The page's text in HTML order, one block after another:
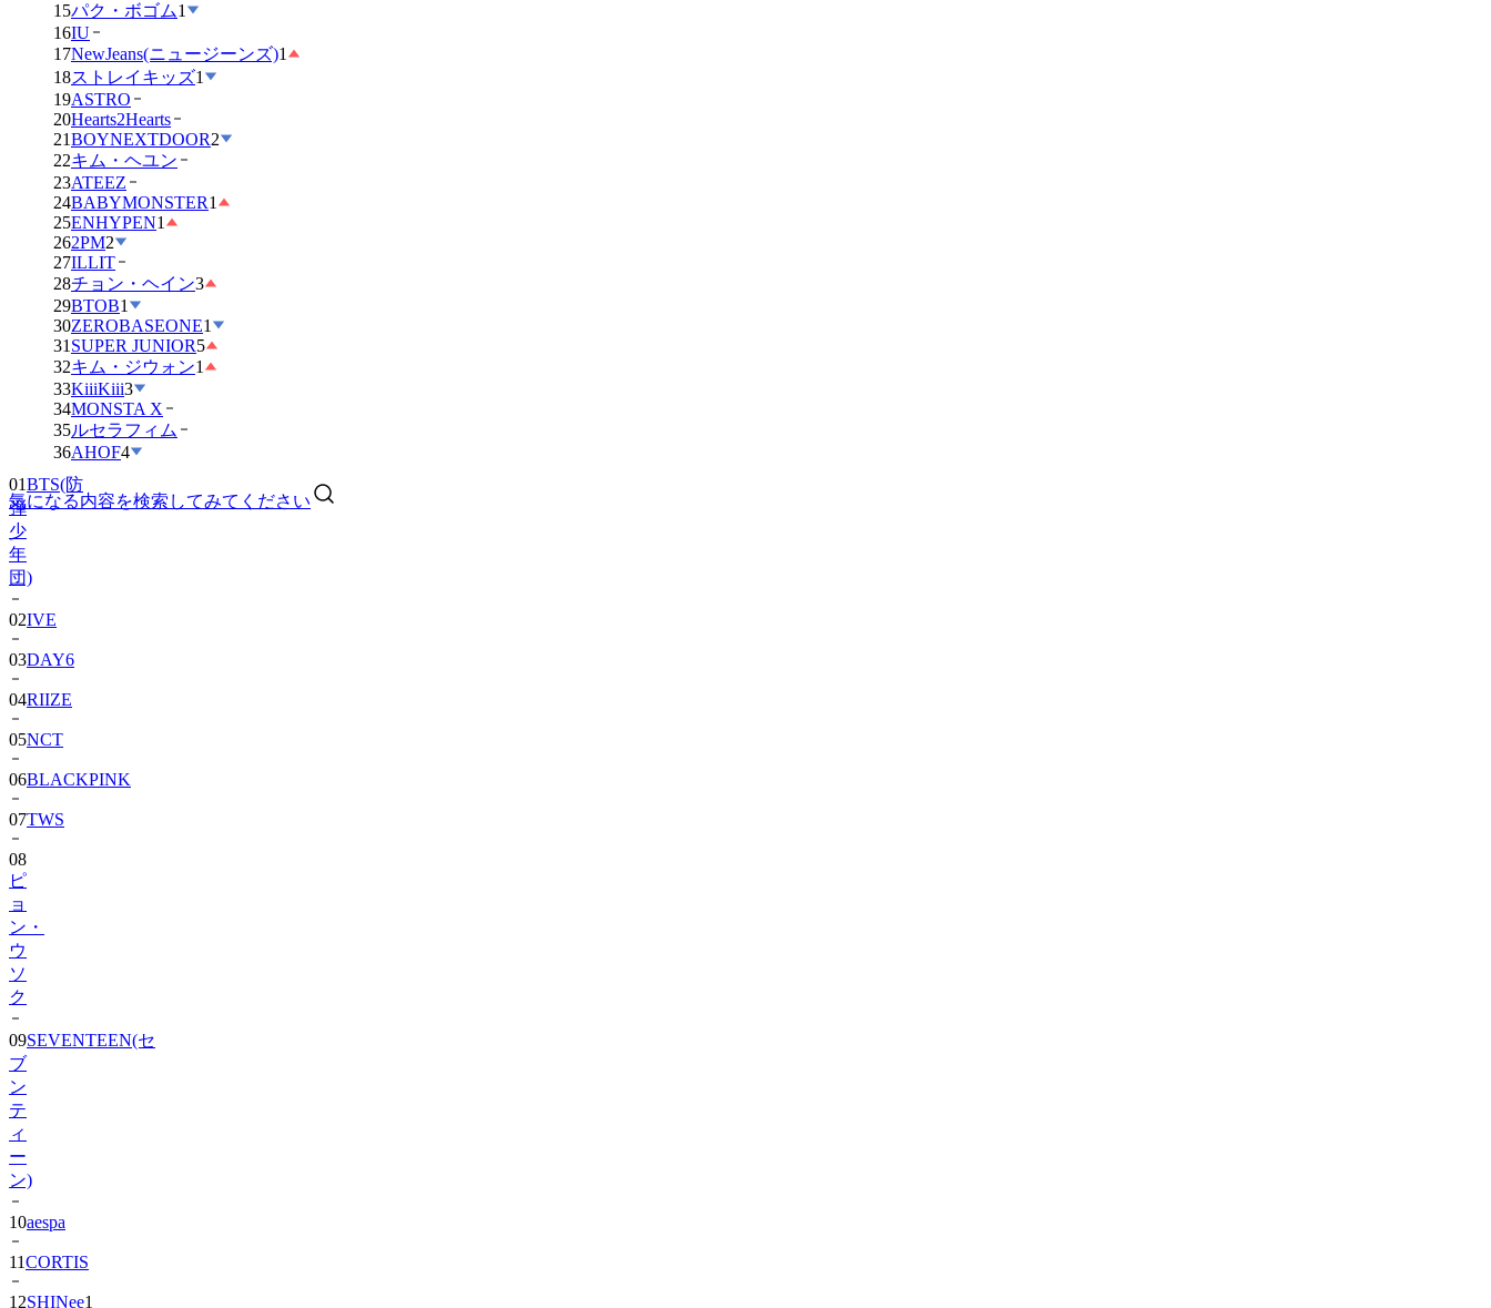
15パク・ボゴム1
16IU
17NewJeans(ニュージーンズ)1
18ストレイキッズ1
19ASTRO
20Hearts2Hearts
21BOYNEXTDOOR2
22キム・ヘユン
23ATEEZ
24BABYMONSTER1
25ENHYPEN1
262PM2
27ILLIT
28チョン・ヘイン3
29BTOB1
30ZEROBASEONE1
31 SUPER JUNIOR5
32キム・ジウォン1
33KiiiKiii3
34MONSTA X
35ルセラフィム
36AHOF4
気になる内容を検索してみてください
BTS(防
少
年
団)
02 IVE
03DAY6
04RIIZE
05NCT
06BLACKPINK
07TWS
08
ピ
ョ
ン・
ウ
ソ
ク
09
ブ
ン
テ
ィ
ー
ン)
10aespa
11CORTIS
12SHINee1
13BIGBANG